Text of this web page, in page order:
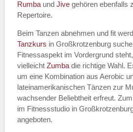
Mit Absenden der
Rumba und Jive gehören ebenfalls
Repertoire.
Beim Tanzen abnehmen und fit
Tanzkurs in Großkrotzenburg
Fitnessaspekt im Vordergrund
vielleicht Zumba die richtige Wahl.
um eine Kombination aus Aerobic
lateinamerikanischen Tänzen zur
wachsender Beliebtheit erfreut.
im Fitnessstudio in
angeboten.